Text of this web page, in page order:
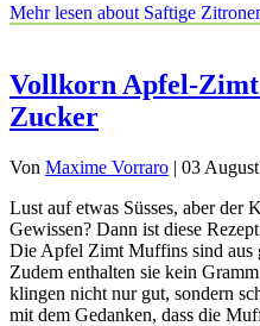
Mehr lesen about Saftige
Vollkorn Apfel-
Zucker
Von Maxime Vorraro | 03
Lust auf etwas Süsses, aber der
Gewissen? Dann ist diese
Die Apfel Zimt Muffins sind aus
Zudem enthalten sie kein
klingen nicht nur gut, sondern
mit dem Gedanken, dass die